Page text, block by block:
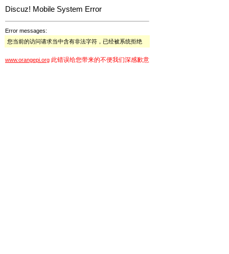
Discuz! Mobile System Error
Error messages:
您当前的访问请求当中含有非法字符，已经被系统拒绝
www.orangepi.org 此错误给您带来的不便我们深感歉意